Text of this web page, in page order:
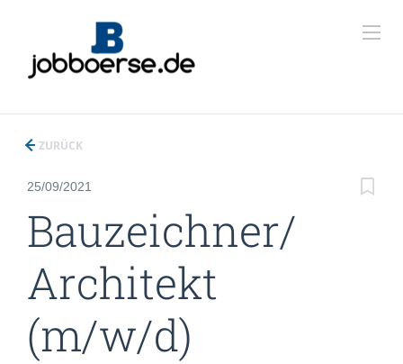
ZURÜCK
25/09/2021
Bauzeichner/
Architekt
(m/w/d)